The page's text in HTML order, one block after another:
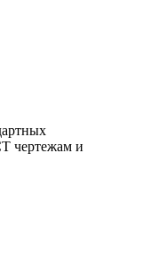
чертежам и